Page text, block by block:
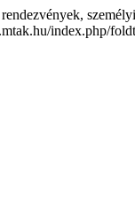
index.php/